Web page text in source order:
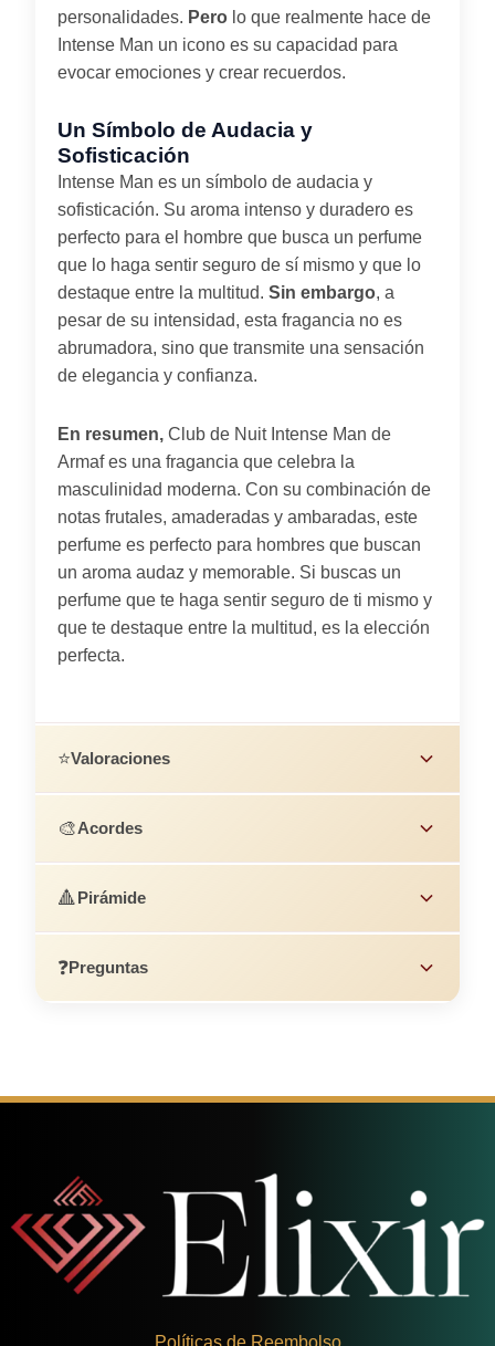
personalidades. Pero lo que realmente hace de
Intense Man un icono es su capacidad para
evocar emociones y crear recuerdos.
Un Símbolo de Audacia y
Sofisticación
Intense Man es un símbolo de audacia y
sofisticación. Su aroma intenso y duradero es
perfecto para el hombre que busca un perfume
que lo haga sentir seguro de sí mismo y que lo
destaque entre la multitud. Sin embargo, a
pesar de su intensidad, esta fragancia no es
abrumadora, sino que transmite una sensación
de elegancia y confianza.
En resumen, Club de Nuit Intense Man de
Armaf es una fragancia que celebra la
masculinidad moderna. Con su combinación de
notas frutales, amaderadas y ambaradas, este
perfume es perfecto para hombres que buscan
un aroma audaz y memorable. Si buscas un
perfume que te haga sentir seguro de ti mismo y
que te destaque entre la multitud, es la elección
perfecta.
⭐Valoraciones
🎨Acordes
🔺Pirámide
❓Preguntas
Políticas de Reembolso